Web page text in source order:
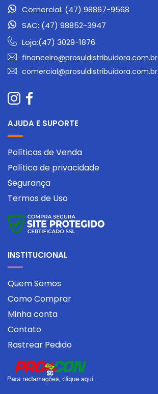
Comercial: (47) 98867-9568
SAC: (47) 98852-3947
Loja:(47) 3029-1876
financeiro@prosuldistribuidora.com.br
comercial@prosuldistribuidora.com.br
AJUDA E SUPORTE
Políticas de Venda
Política de privacidade
Segurança
Termos de Uso
INSTITUCIONAL
Quem Somos
Como Comprar
Minha conta
Contato
Rastrear Pedido